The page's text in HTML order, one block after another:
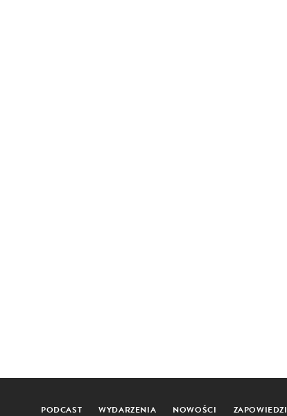
PODCAST WYDARZENIA NOWOŚCI ZAPOWIEDZI